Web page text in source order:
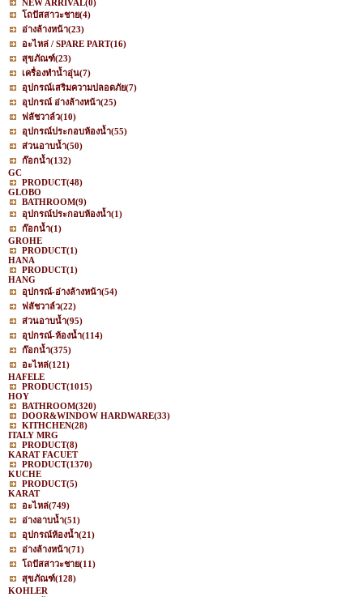
NEW ARRIVAL(0)
โถปัสสาวะชาย(4)
อ่างล้างหน้า(23)
อะไหล่ / SPARE PART(16)
สุขภัณฑ์(23)
เครื่องทำน้ำอุ่น(7)
อุปกรณ์เสริมความปลอดภัย(7)
อุปกรณ์ อ่างล้างหน้า(25)
ฟลัชวาล์ว(10)
อุปกรณ์ประกอบห้องน้ำ(55)
ส่วนอาบน้ำ(50)
ก๊อกน้ำ(132)
GC
PRODUCT(48)
GLOBO
BATHROOM(9)
อุปกรณ์ประกอบห้องน้ำ(1)
ก๊อกน้ำ(1)
GROHE
PRODUCT(1)
HANA
PRODUCT(1)
HANG
อุปกรณ์-อ่างล้างหน้า(54)
ฟลัชวาล์ว(22)
ส่วนอาบน้ำ(95)
อุปกรณ์-ห้องน้ำ(114)
ก๊อกน้ำ(375)
อะไหล่(121)
HAFELE
PRODUCT(1015)
HOY
BATHROOM(320)
DOOR&WINDOW HARDWARE(33)
KITHCHEN(28)
ITALY MRG
PRODUCT(8)
KARAT FACUET
PRODUCT(1370)
KUCHE
PRODUCT(5)
KARAT
อะไหล่(749)
อ่างอาบน้ำ(51)
อุปกรณ์ห้องน้ำ(21)
อ่างล้างหน้า(71)
โถปัสสาวะชาย(11)
สุขภัณฑ์(128)
KOHLER